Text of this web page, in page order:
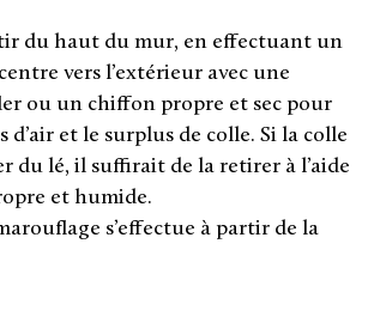
du haut du mur, en effectuant un
vers l’extérieur avec une
ou un chiffon propre et sec pour
d’air et le surplus de colle. Si la colle
du lé, il suffirait de la retirer à l’aide
et humide.
s’effectue à partir de la